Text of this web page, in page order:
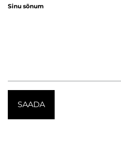
Sinu sõnum